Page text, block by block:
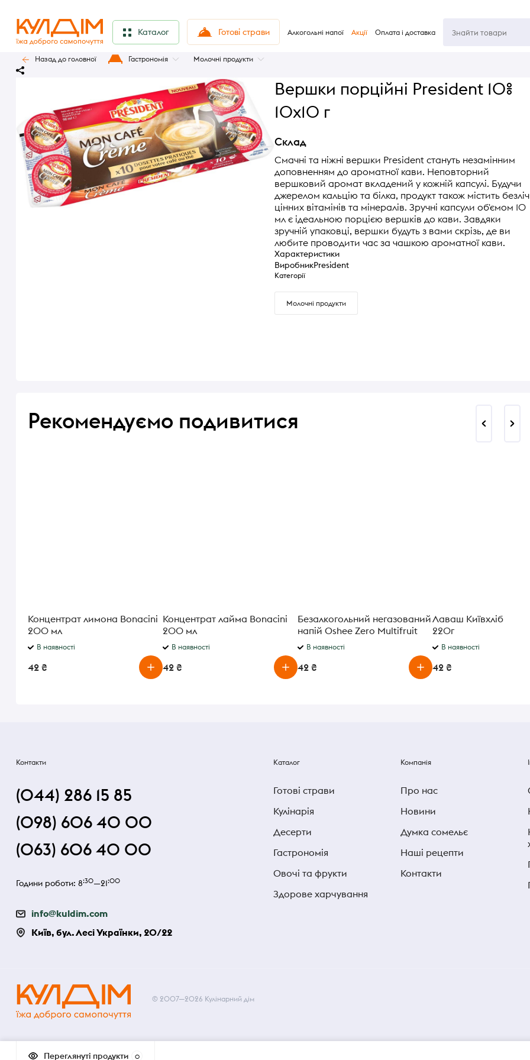
Каталог Готові страви Алкогольні напої Акції Оплата і доставка
Назад до головної Гастрономія Молочні продукти
Вершки порційні President 10%
10х10 г
Склад
Смачні та ніжні вершки President стануть незамінним
доповненням до ароматної кави. Неповторний
вершковий аромат вкладений у кожній капсулі. Будучи
джерелом кальцію та білка, продукт також містить безліч
цінних вітамінів та мінералів. Зручні капсули об'ємом 10
мл є ідеальною порцією вершків до кави. Завдяки
зручній упаковці, вершки будуть з вами скрізь, де ви
любите проводити час за чашкою ароматної кави.
Характеристики
ВиробникPresident
Категорії
Молочні продукти
Рекомендуємо подивитися
Концентрат лимона Bonacini
200 мл
В наявності
42 ₴
Концентрат лайма Bonacini
200 мл
В наявності
42 ₴
Безалкогольний негазований
напій Oshee Zero Multifruit
0.75 л
В наявності
42 ₴
Лаваш Київхліб
220г
В наявності
42 ₴
Контакти
(044) 286 15 85
(098) 606 40 00
(063) 606 40 00
Години роботи: 8:30—21:00
info@kuldim.com
Київ, бул. Лесі Українки, 20/22
Каталог
Готові страви
Кулінарія
Десерти
Гастрономія
Овочі та фрукти
Здорове харчування
Компанія
Про нас
Новини
Думка сомельє
Наші рецепти
Контакти
© 2007—2026 Кулінарний дім
Переглянуті продукти 0